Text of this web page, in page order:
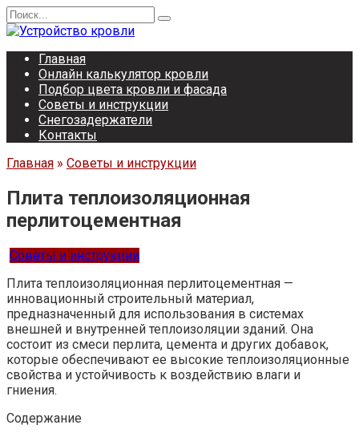
Перейти
к
Search
for:
Главная
Онлайн калькулятор кровли
Подбор цвета кровли и фасада
Советы и инструкции
Снегозадержатели
Контакты
Главная » Советы и инструкции
Плита теплоизоляционная
перлитоцементная
Советы и инструкции
Плита теплоизоляционная перлитоцементная —
инновационный строительный материал,
предназначенный для использования в системах
внешней и внутренней теплоизоляции зданий. Она
состоит из смеси перлита, цемента и других добавок,
которые обеспечивают ее высокие теплоизоляционные
свойства и устойчивость к воздействию влаги и
гниения.
Содержание